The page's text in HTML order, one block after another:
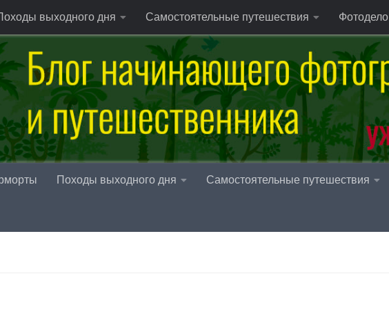
выходного дня Самостоятельные путешествия Фотодело
Походы выходного дня Самостоятельные путешествия